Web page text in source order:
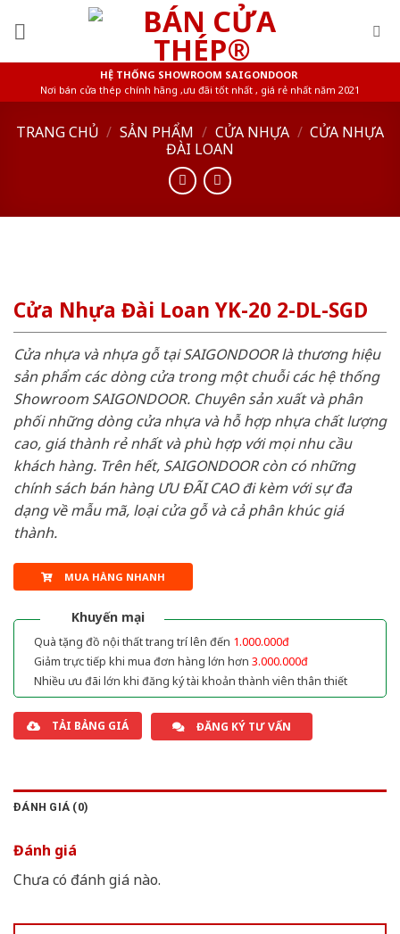
HỆ THỐNG SHOWROOM SAIGONDOOR
Nơi bán cửa thép chính hãng ,ưu đãi tốt nhất , giá rẻ nhất năm 2021
TRANG CHỦ / SẢN PHẨM / CỬA NHỰA / CỬA NHỰA
ĐÀI LOAN
Cửa Nhựa Đài Loan YK-20 2-DL-SGD
Cửa nhựa và nhựa gỗ tại SAIGONDOOR là thương hiệu
sản phẩm các dòng cửa trong một chuỗi các hệ thống
Showroom SAIGONDOOR. Chuyên sản xuất và phân
phối những dòng cửa nhựa và hỗ hợp nhựa chất lượng
cao, giá thành rẻ nhất và phù hợp với mọi nhu cầu
khách hàng. Trên hết, SAIGONDOOR còn có những
chính sách bán hàng ƯU ĐÃI CAO đi kèm với sự đa
dạng về mẫu mã, loại cửa gỗ và cả phân khúc giá
thành.
MUA HÀNG NHANH
Khuyến mại
Quà tặng đồ nội thất trang trí lên đến 1.000.000đ
Giảm trực tiếp khi mua đơn hàng lớn hơn 3.000.000đ
Nhiều ưu đãi lớn khi đăng ký tài khoản thành viên thân thiết
TẢI BẢNG GIÁ ĐĂNG KÝ TƯ VẤN
ĐÁNH GIÁ (0)
Đánh giá
Chưa có đánh giá nào.